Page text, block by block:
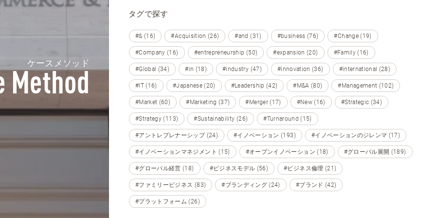
ケースメソッド
Method
タグで探す
#& (16) #Acquisition (26) #and (31) #business (76) #Change (19)
#Company (16) #entrepreneurship (50) #expansion (20) #Family (16)
#Global (34) #in (18) #industry (47) #innovation (36) #international (28)
#IT (16) #Japanese (20) #Leadership (42) #M&A (80) #Management (102)
#Market (60) #Marketing (37) #Merger (17) #New (16) #Strategic (34)
#Strategy (113) #Sustainability (26) #Turnaround (15)
#アントレプレナーシップ (24) #イノベーション (193) #イノベーションのジレンマ (17)
#イノベーションマネジメント (15) #オープンイノベーション (18) #グローバル展開 (189)
#グローバル経営 (18) #ビジネスモデル (56) #ビジネス倫理 (21)
#ファミリービジネス (83) #ブランディング (24) #ブランド (42)
#プラットフォーム (26)